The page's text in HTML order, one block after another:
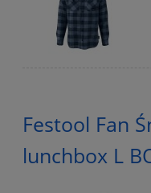
Festool Fan
lunchbox L